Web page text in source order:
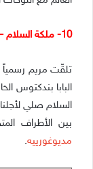
10- ملكة السلام –
تلقّت مريم رسمياً
البابا بندكتوس
السلام صلي
بين الأطراف
مديوغورييه.